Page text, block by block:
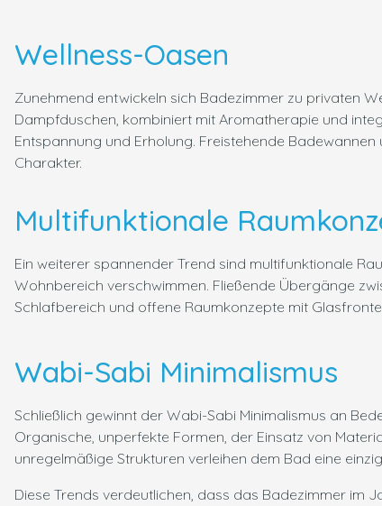
Wellness-Oasen
Zunehmend entwickeln sich Badezimmer zu privaten
Dampfduschen, kombiniert mit Aromatherapie und
Entspannung und Erholung. Freistehende
Charakter.
Multifunktionale
Ein weiterer spannender Trend sind multifunktionale
Wohnbereich verschwimmen. Fließende Übergänge
Schlafbereich und offene Raumkonzepte mit
Wabi-Sabi Minimalismus
Schließlich gewinnt der Wabi-Sabi Minimalismus an
Organische, unperfekte Formen, der Einsatz von
unregelmäßige Strukturen verleihen dem Bad eine
Diese Trends verdeutlichen, dass das Badezimmer im